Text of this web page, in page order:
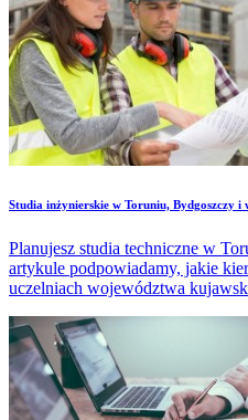
Studia inżynierskie w Toruniu, Bydgoszczy
Planujesz studia techniczne w
artykule podpowiadamy, jakie
uczelniach województwa